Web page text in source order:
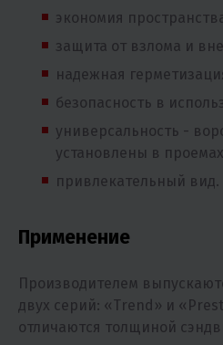
экономия
защита от взлома и
надежная
безопасность в
универсальность -
установлены в
привлекательный вид.
Применение
Производителем
двух серий: «Trend» и
отличаются толщиной